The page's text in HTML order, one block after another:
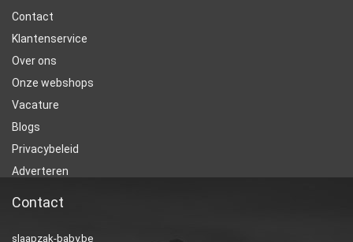
Contact
Klantenservice
Over ons
Onze webshops
Vacature
Blogs
Privacybeleid
Adverteren
Contact
slaapzak-baby.be